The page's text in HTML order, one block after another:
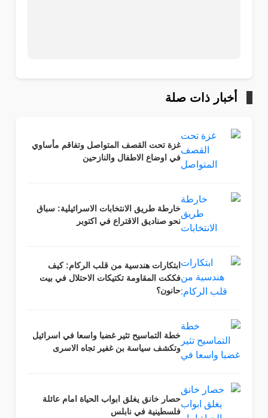
أخبار ذات صلة
غزة تحت القصف المتواصل وتفاقم مأساوي
في اوضاع الاطفال والنازحين
خارطة طريق الانتخابات الاسرائيلية: سباق
نحو صناديق الاقتراع في اكتوبر
ابتكارات هندسية من قلب الركام: كيف
فككت المقاومة تكتيكات الاحتلال في بيت
حانون؟
خطة التماسيح تثير غضبا واسعا في اسرائيل
وتكشف سياسة بن غفير تجاه الاسرى
حصار خانق يغلق ابواب الحياة امام عائلة
فلسطينية في نابلس